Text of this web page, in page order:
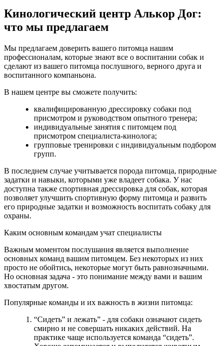
Кинологический центр Алькор Дог:
что мы предлагаем
Мы предлагаем доверить вашего питомца нашим
профессионалам, которые знают все о воспитании собак и
сделают из вашего питомца послушного, верного друга и
воспитанного компаньона.
В нашем центре вы сможете получить:
квалифицированную дрессировку собаки под
присмотром и руководством опытного тренера;
индивидуальные занятия с питомцем под
присмотром специалиста-кинолога;
групповые тренировки с индивидуальным подбором
групп.
В последнем случае учитывается порода питомца, природные
задатки и навыки, которыми уже владеет собака. У нас
доступна также спортивная дрессировка для собак, которая
позволяет улучшить спортивную форму питомца и развить
его природные задатки и возможность воспитать собаку для
охраны.
Каким основным командам учат специалисты
Важным моментом послушания является выполнение
основных команд вашим питомцем. Без некоторых из них
просто не обойтись, некоторые могут быть равнозначными.
Но основная задача - это понимание между вами и вашим
хвостатым другом.
Популярные команды и их важность в жизни питомца:
“Сидеть” и лежать” - для собаки означают сидеть
смирно и не совершать никаких действий. На
практике чаще используется команда “сидеть”.